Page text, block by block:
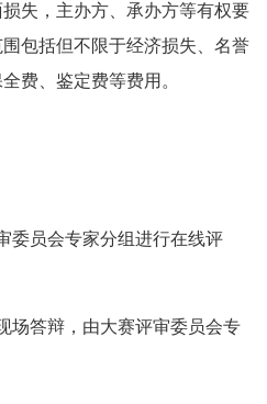
失，主办方、承办方等有权要
包括但不限于经济损失、名誉
费、鉴定费等费用。
委员会专家分组进行在线评
场答辩，由大赛评审委员会专